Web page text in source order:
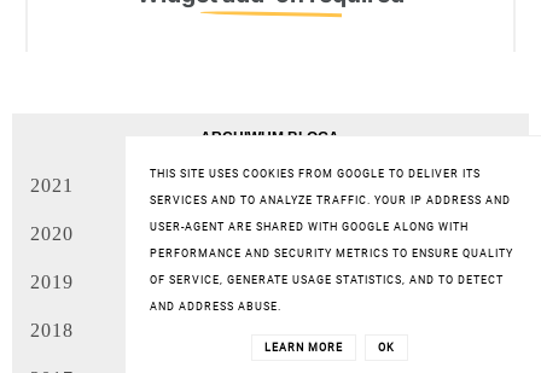
ARCHIWUM BLOGA
2021
2020
2019 (66)
2018
THIS SITE USES COOKIES FROM GOOGLE TO DELIVER ITS
SERVICES AND TO ANALYZE TRAFFIC. YOUR IP ADDRESS AND
USER-AGENT ARE SHARED WITH GOOGLE ALONG WITH
PERFORMANCE AND SECURITY METRICS TO ENSURE QUALITY
OF SERVICE, GENERATE USAGE STATISTICS, AND TO DETECT
AND ADDRESS ABUSE.
LEARN MORE OK